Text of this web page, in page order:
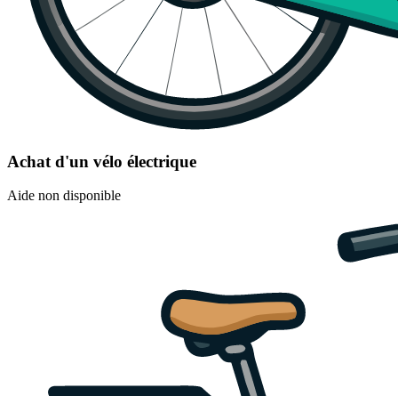
Achat d'un vélo électrique
Aide non disponible